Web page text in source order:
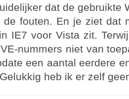
dat de gebruikte
fouten. En je ziet dat
IE7 voor Vista zit.
nummers niet van
een aantal eerdere
heb ik er zelf